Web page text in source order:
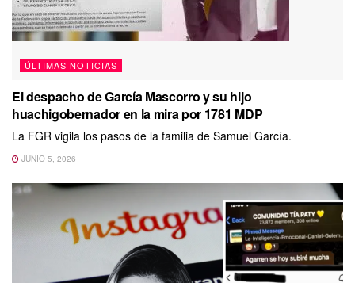
ÚLTIMAS NOTICIAS
El despacho de García Mascorro y su hijo
huachigobernador en la mira por 1781 MDP
La FGR vigila los pasos de la familia de Samuel García.
JUNIO 5, 2026